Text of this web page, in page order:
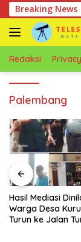
Langsung
ke
konten
Breaking News
Empat
Redaksi
Palembang
Hasil Mediasi
Warga Desa
Turun ke Jalan